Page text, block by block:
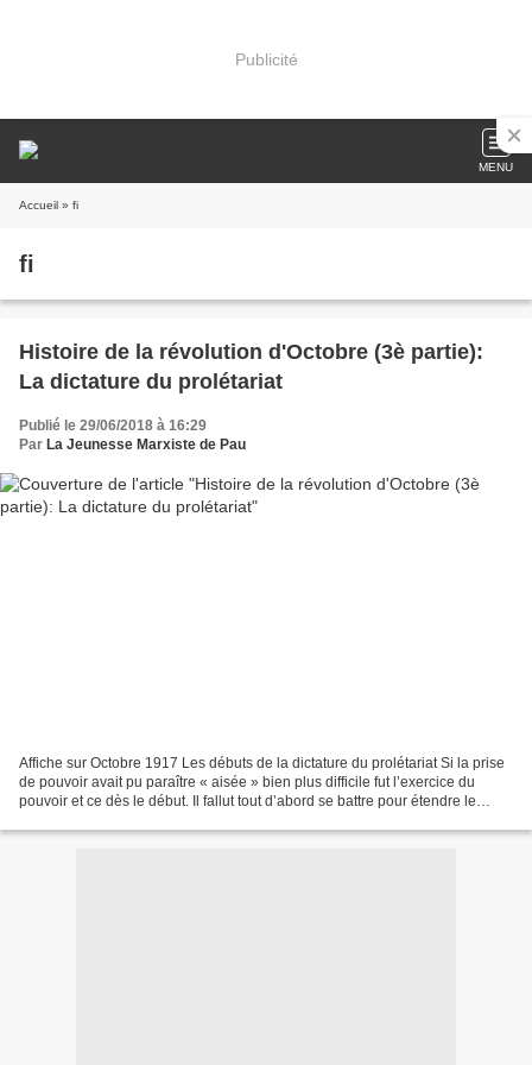
Publicité
MENU
Accueil » fi
fi
Histoire de la révolution d'Octobre (3è partie):
La dictature du prolétariat
Publié le 29/06/2018 à 16:29
Par La Jeunesse Marxiste de Pau
Affiche sur Octobre 1917 Les débuts de la dictature du prolétariat Si la prise
de pouvoir avait pu paraître « aisée » bien plus difficile fut l’exercice du
pouvoir et ce dès le début. Il fallut tout d’abord se battre pour étendre le